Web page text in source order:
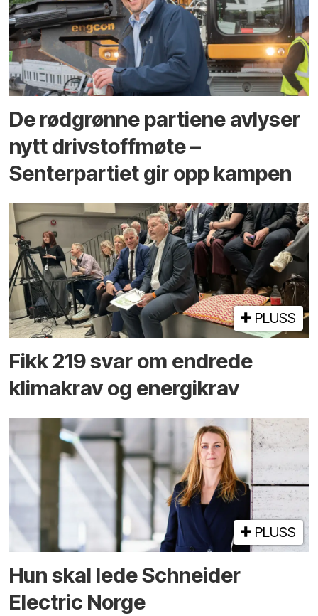
De rødgrønne partiene avlyser
nytt drivstoffmøte –
Senterpartiet gir opp kampen
PLUSS
Fikk 219 svar om endrede
klimakrav og energikrav
PLUSS
Hun skal lede Schneider
Electric Norge